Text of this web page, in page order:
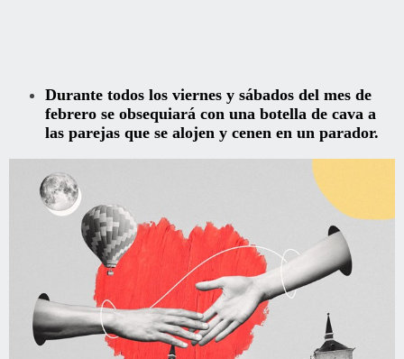
Durante todos los viernes y sábados del mes de
febrero se obsequiará con una botella de cava a
las parejas que se alojen y cenen en un parador.